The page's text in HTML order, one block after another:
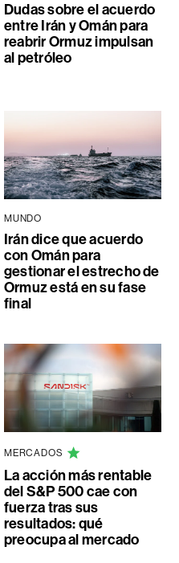
Dudas sobre el acuerdo
entre Irán y Omán para
reabrir Ormuz impulsan
al petróleo
MUNDO
Irán dice que acuerdo
con Omán para
gestionar el estrecho de
Ormuz está en su fase
final
MERCADOS
La acción más rentable
del S&P 500 cae con
fuerza tras sus
resultados: qué
preocupa al mercado